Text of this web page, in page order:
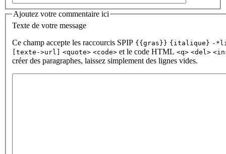
Ajoutez votre commentaire ici
Texte de votre message
Ce champ accepte les raccourcis SPIP {{gras}} {italique} -
[texte->url]
<quote> <code> et le code HTML <q> <del>
créer des paragraphes, laissez simplement des lignes vides.